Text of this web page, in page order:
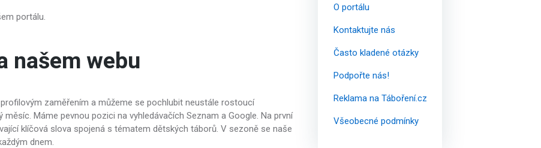
portálu.
našem webu
zaměřením a můžeme se pochlubit neustále rostoucí
Máme pevnou pozici na vyhledávačích Seznam a Google. Na první
klíčová slova spojená s tématem dětských táborů. V sezoně se naše
dnem.
O portálu
Kontaktujte nás
Často kladené otázky
Podpořte nás!
Reklama na Táboření.cz
Všeobecné podmínky